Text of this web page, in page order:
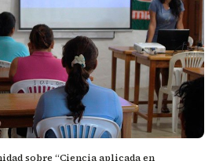
sobre “Ciencia aplicada en